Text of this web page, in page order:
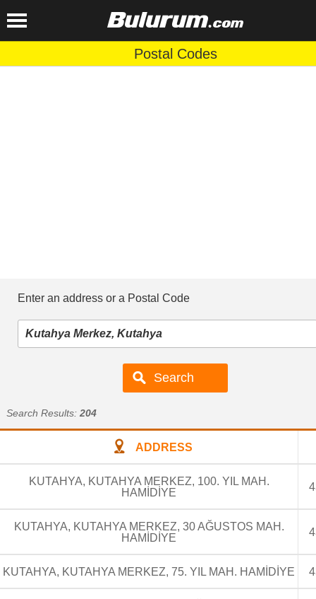
Postal Codes
Enter an address or a Postal Code
Search Results: 204
ADDRESS
KUTAHYA, KUTAHYA MERKEZ, 100. YIL MAH.
HAMİDİYE
KUTAHYA, KUTAHYA MERKEZ, 30 AĞUSTOS MAH.
HAMİDİYE
KUTAHYA, KUTAHYA MERKEZ, 75. YIL MAH. HAMİDİYE